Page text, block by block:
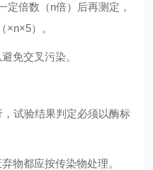
定倍数（n倍）后再测定，
×n×5）。
免交叉污染。
试验结果判定必须以酶标
物都应按传染物处理。